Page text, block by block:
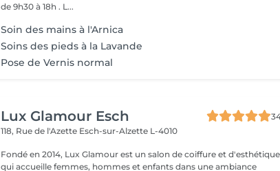
de 9h30 à 18h . L...
Soin des mains à l'Arnica
Soins des pieds à la Lavande
Pose de Vernis normal
Lux Glamour Esch
118, Rue de l'Azette Esch-sur-Alzette L-4010
Fondé en 2014, Lux Glamour est un salon de coiffure et d'esthétique
qui accueille femmes, hommes et enfants dans une ambiance